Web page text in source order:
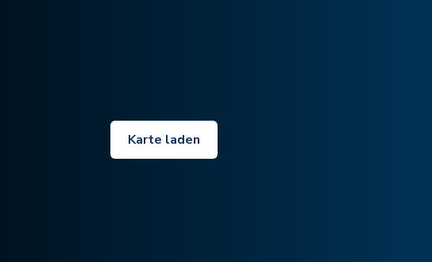
Karte laden